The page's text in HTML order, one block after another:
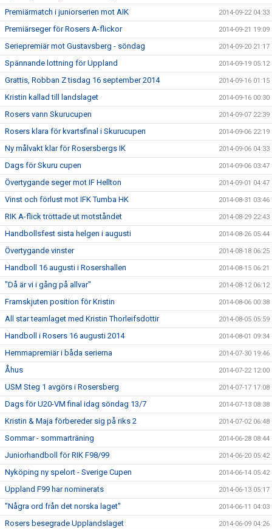
Premiärmatch i juniorserien mot AIK 2014-09-22 04:33
Premiärseger för Rosers A-flickor 2014-09-21 19:09
Seriepremiär mot Gustavsberg - söndag 2014-09-20 21:17
Spännande lottning för Uppland 2014-09-19 05:12
Grattis, Robban Z tisdag 16 september 2014 2014-09-16 01:15
Kristin kallad till landslaget 2014-09-16 00:30
Rosers vann Skurucupen 2014-09-07 22:39
Rosers klara för kvartsfinal i Skurucupen 2014-09-06 22:19
Ny målvakt klar för Rosersbergs IK 2014-09-06 04:33
Dags för Skuru cupen 2014-09-06 03:47
Övertygande seger mot IF Hellton 2014-09-01 04:47
Vinst och förlust mot IFK Tumba HK 2014-08-31 03:46
RIK A-flick tröttade ut motståndet 2014-08-29 22:43
Handbollsfest sista helgen i augusti 2014-08-26 05:44
Övertygande vinster 2014-08-18 06:25
Handboll 16 augusti i Rosershallen 2014-08-15 06:21
"Då är vi i gång på allvar" 2014-08-12 06:12
Framskjuten position för Kristin 2014-08-06 00:38
All star teamlaget med Kristin Thorleifsdottir 2014-08-05 05:59
Handboll i Rosers 16 augusti 2014 2014-08-01 09:34
Hemmapremiär i båda serierna 2014-07-30 19:46
Åhus 2014-07-22 12:00
USM Steg 1 avgörs i Rosersberg 2014-07-17 17:08
Dags för U20-VM final idag söndag 13/7 2014-07-13 08:38
Kristin & Maja förbereder sig på riks 2 2014-07-02 06:48
Sommar - sommarträning 2014-06-28 08:44
Juniorhandboll för RIK F98/99 2014-06-20 05:42
Nyköping ny spelort - Sverige Cupen 2014-06-14 05:42
Uppland F99 har nominerats 2014-06-13 05:17
"Några ord från det norska laget" 2014-06-11 04:03
Rosers besegrade Upplandslaget 2014-06-09 04:26